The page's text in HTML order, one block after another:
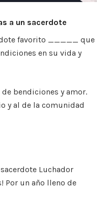
a un sacerdote
favorito _____ que
en su vida y
bendiciones y amor.
y al de la comunidad
Luchador
Por un año lleno de